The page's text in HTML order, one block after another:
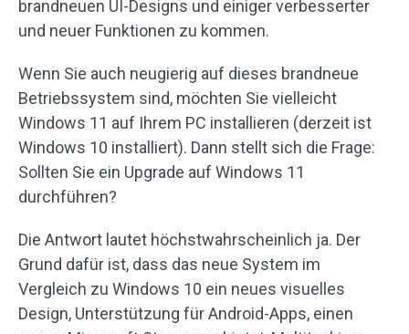
brandneuen UI-Designs und einiger verbesserter
und neuer Funktionen zu kommen.
Wenn Sie auch neugierig auf dieses brandneue
Betriebssystem sind, möchten Sie vielleicht
Windows 11 auf Ihrem PC installieren (derzeit ist
Windows 10 installiert). Dann stellt sich die Frage:
Sollten Sie ein Upgrade auf Windows 11
durchführen?
Die Antwort lautet höchstwahrscheinlich ja. Der
Grund dafür ist, dass das neue System im
Vergleich zu Windows 10 ein neues visuelles
Design, Unterstützung für Android-Apps, einen